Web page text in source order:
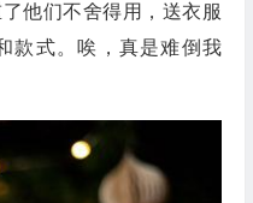
他们不舍得用，送衣服
款式。唉，真是难倒我